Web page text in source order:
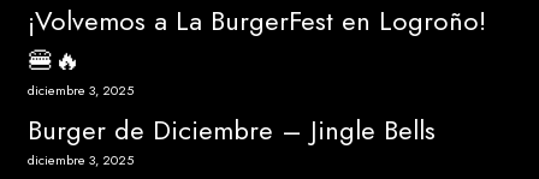
¡Volvemos a La BurgerFest en Logroño!
🍔🔥
diciembre 3, 2025
Burger de Diciembre – Jingle Bells
diciembre 3, 2025